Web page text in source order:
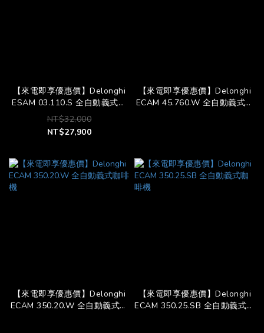
【來電即享優惠價】Delonghi
ESAM 03.110.S 全自動義式咖
啡機
NT$32,000
NT$27,900
【來電即享優惠價】Delonghi
ECAM 45.760.W 全自動義式咖
【來電即享優惠價】Delonghi
ECAM 350.20.W 全自動義式咖
【來電即享優惠價】Delonghi
ECAM 350.25.SB 全自動義式咖